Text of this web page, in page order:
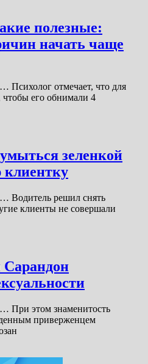
полезные:
начать чаще
Психолог отмечает, что для
его обнимали 4
зеленкой
клиентку
Водитель решил снять
клиенты не совершали
Сарандон
При этом знаменитость
приверженцем